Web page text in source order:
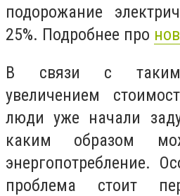
подорожание
25%. Подробнее про
В связи с таким
увеличением
люди уже начали
каким образом
энергопотребление.
проблема стоит